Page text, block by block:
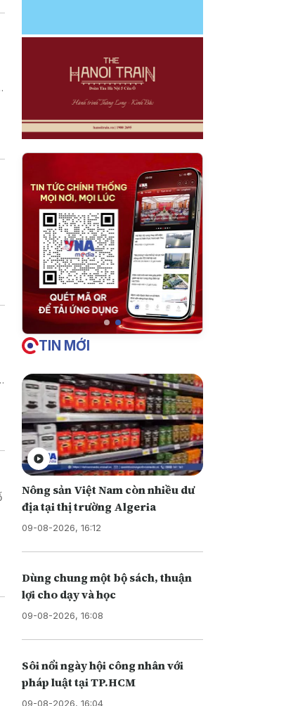
TIN MỚI
Nông sản Việt Nam còn nhiều dư
địa tại thị trường Algeria
09-08-2026, 16:12
Dùng chung một bộ sách, thuận
lợi cho dạy và học
09-08-2026, 16:08
Sôi nổi ngày hội công nhân với
pháp luật tại TP.HCM
09-08-2026, 16:04